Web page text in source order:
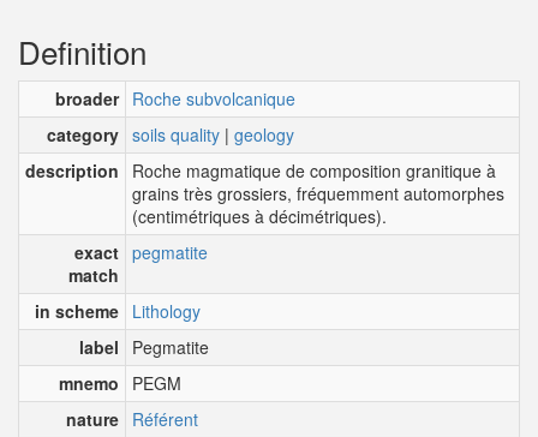
Definition
broader Roche subvolcanique
category soils quality | geology
description
Roche magmatique de composition granitique à
grains très grossiers, fréquemment automorphes
(centimétriques à décimétriques).
exact
match
pegmatite
in scheme Lithology
label
Pegmatite
mnemo
PEGM
nature Référent